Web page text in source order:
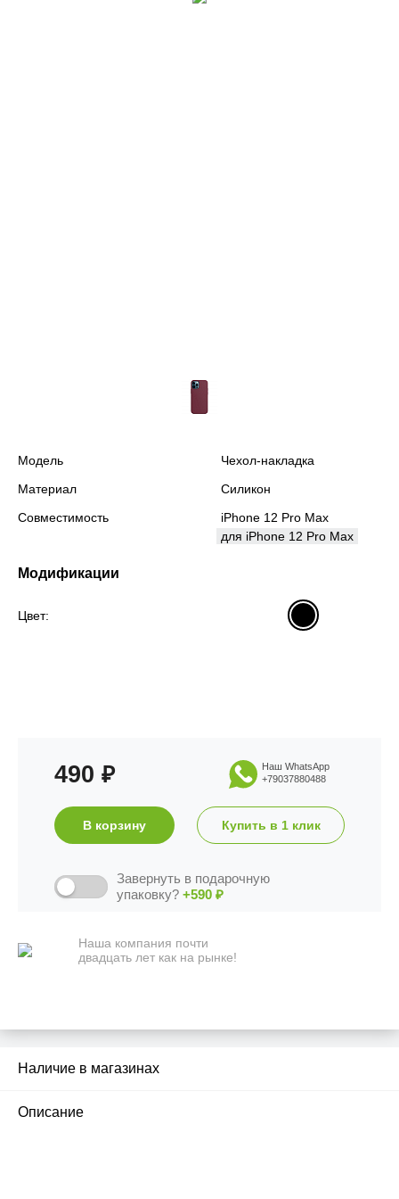
Модель
Чехол-накладка
Материал
Силикон
Совместимость
iPhone 12 Pro Max
для iPhone 12 Pro Max
Модификации
Цвет:
490 ₽
Наш WhatsApp
+79037880488
В корзину Купить в 1 клик
Завернуть в подарочную
упаковку? +590 ₽
Наша компания почти
двадцать лет как на рынке!
Наличие в магазинах
Описание